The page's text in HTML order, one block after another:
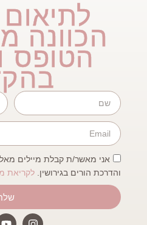
הכוונה
הטופס
אני מאשר/ת קבלת מיילים
והדרכת הורים בגירושין.לקריאת